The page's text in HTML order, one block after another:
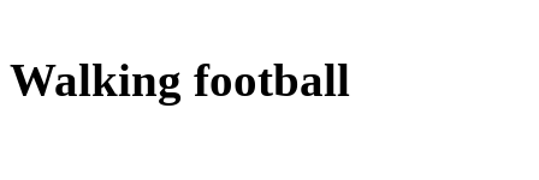
Walking football